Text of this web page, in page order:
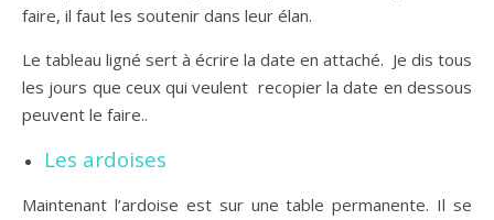
faire, il faut les soutenir dans leur élan.
Le tableau ligné sert à écrire la date en attaché. Je dis tous
les jours que ceux qui veulent recopier la date en dessous
peuvent le faire..
Les ardoises
Maintenant l’ardoise est sur une table permanente. Il se